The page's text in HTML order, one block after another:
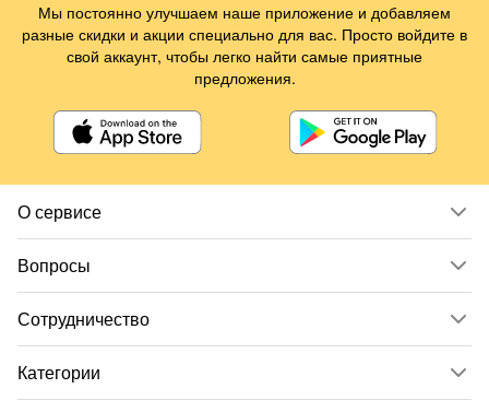
О сервисе
Вопросы
Сотрудничество
Категории
Мы постоянно улучшаем наше приложение и добавляем
разные скидки и акции специально для вас. Просто войдите в
свой аккаунт, чтобы легко найти самые приятные
предложения.